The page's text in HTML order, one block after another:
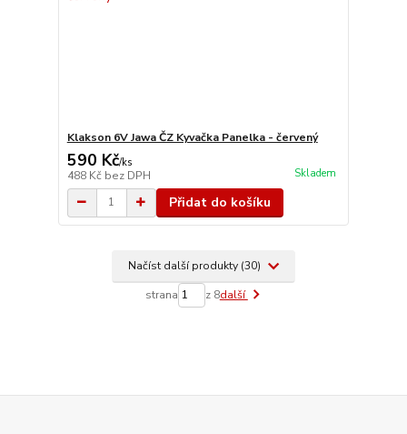
Klakson 6V Jawa ČZ Kyvačka Panelka - červený
590 Kč/ks
488 Kč bez DPH Skladem
Přidat do košíku
Načíst další produkty (30)
strana z 8další